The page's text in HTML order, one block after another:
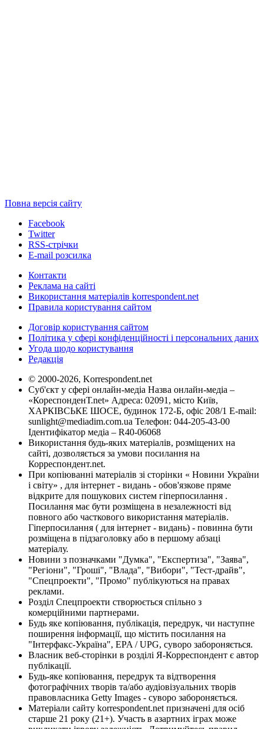
Повна версія сайту
Facebook
Twitter
RSS-стрічки
E-mail розсилка
Контакти
Реклама на сайті
Використання матеріалів korrespondent.net
Правила користування сайтом
Договір користування сайтом
Політика у сфері конфіденційності і персональних даних
Угода щодо користування
Редакція
© 2000-2026, Korrespondent.net
Суб'єкт у сфері онлайн-медіа Назва онлайн-медіа –
«КореспонденТ.net» Адреса: 02091, місто Київ,
ХАРКІВСЬКЕ ШОСЕ, будинок 172-Б, офіс 208/1 E-mail:
sunlight@mediadim.com.ua Телефон: 044-205-43-00
Ідентифікатор медіа – R40-06068
Використання будь-яких матеріалів, розміщених на
сайті, дозволяється за умови посилання на
Корреспондент.net.
При копіюванні матеріалів зі сторінки « Новини України
і світу» , для інтернет - видань - обов'язкове пряме
відкрите для пошукових систем гіперпосилання .
Посилання має бути розміщена в незалежності від
повного або часткового використання матеріалів.
Гіперпосилання ( для інтернет - видань) - повинна бути
розміщена в підзаголовку або в першому абзаці
матеріалу.
Новини з позначками "Думка", "Експертиза", "Заява",
"Регіони", "Гроші", "Влада", "Вибори", "Тест-драйв",
"Спецпроекти", "Промо" публікуються на правах
реклами.
Розділ Спецпроекти створюється спільно з
комерційними партнерами.
Будь яке копіювання, публікація, передрук, чи наступне
поширення інформації, що містить посилання на
"Інтерфакс-Україна", EPA / UPG, суворо забороняється.
Власник веб-сторінки в розділі Я-Корреспондент є автор
публікації.
Будь-яке копіювання, передрук та відтворення
фотографічних творів та/або аудіовізуальних творів
правовласника Getty Images - суворо забороняється.
Матеріали сайту korrespondent.net призначені для осіб
старше 21 року (21+). Участь в азартних іграх може